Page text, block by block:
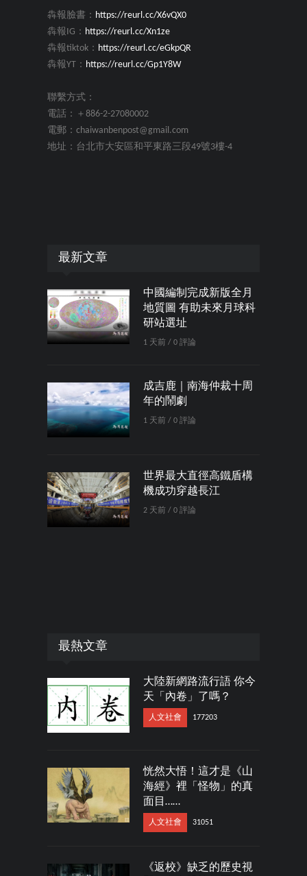
犇報臉書： https://reurl.cc/X6vQX0
犇報IG： https://reurl.cc/Xn1ze
犇報tiktok： https://reurl.cc/eGkpQR
犇報YT： https://reurl.cc/Gp1Y8W
聯繫方式：
電話：＋886-2-27080002
電郵：chaiwanbenpost@gmail.com
地址：台北市大安區和平東路三段49號3樓-4
最新文章
中國編制完成新版全月
地質圖 有助未來月球科
研站選址
1 天前 / 0 評論
成吉鹿｜南海仲裁十周
年的鬧劇
1 天前 / 0 評論
世界最大直徑高鐵盾構
機成功穿越長江
2 天前 / 0 評論
最熱文章
大陸新網路流行語 你今
天「內卷」了嗎？
人文社會 177203
恍然大悟！這才是《山
海經》裡「怪物」的真
面目……
人文社會 31051
《返校》缺乏的歷史視